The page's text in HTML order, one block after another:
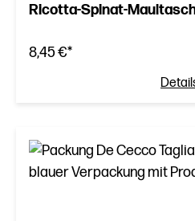
Ricotta-Spinat-
8,45 €*